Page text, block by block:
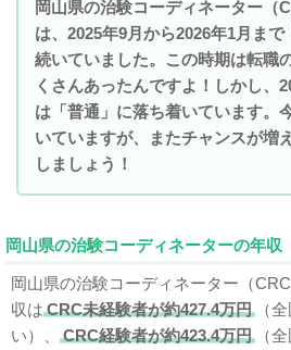
岡山県の治験コーディネーター（
は、2025年9月から2026年1月ま
続いていました。この時期は転職
くさんあったんですよ！しかし、
は「普通」に落ち着いています。
いていますが、またチャンスが増
しましょう！
岡山県の治験コーディネーターの年収
岡山県の治験コーディネーター（
収は CRC未経験者が約427.4万円
（
い）、
CRC経験者が約423.4万円
（